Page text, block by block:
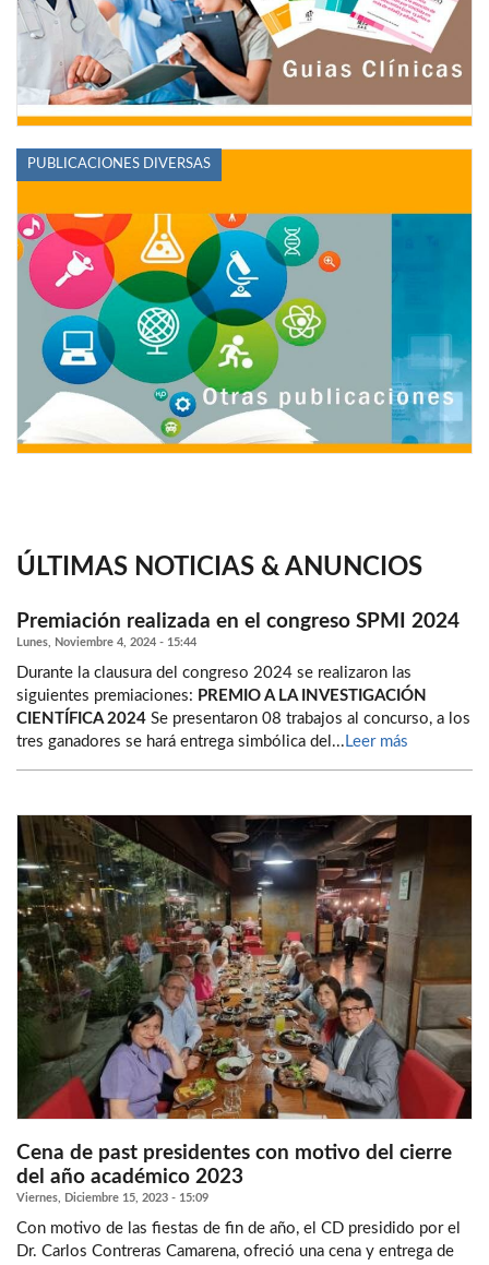
PUBLICACIONES DIVERSAS
ÚLTIMAS NOTICIAS & ANUNCIOS
Premiación realizada en el congreso SPMI 2024
Lunes, Noviembre 4, 2024 - 15:44
Durante la clausura del congreso 2024 se realizaron las
siguientes premiaciones: PREMIO A LA INVESTIGACIÓN
CIENTÍFICA 2024 Se presentaron 08 trabajos al concurso, a los
tres ganadores se hará entrega simbólica del... Leer más
Cena de past presidentes con motivo del cierre
del año académico 2023
Viernes, Diciembre 15, 2023 - 15:09
Con motivo de las fiestas de fin de año, el CD presidido por el
Dr. Carlos Contreras Camarena, ofreció una cena y entrega de